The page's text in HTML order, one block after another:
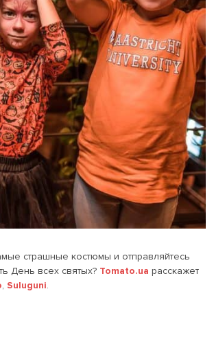
страшные костюмы и отправляйтесь
День всех святых? Tomato.ua расскажет
, Suluguni.